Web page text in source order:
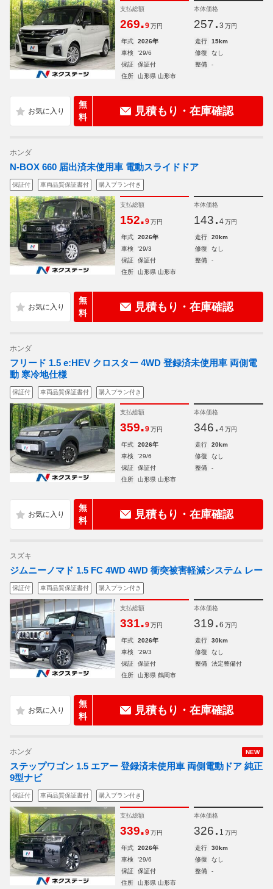
支払総額
269.9 万円
本体価格
257. 3 万円
年式 2026年 走行
15km
車検
'29/6 修復
なし
保証
保証付 整備
-
住所
山形県 山形市
無
料
見積もり・在庫確認
ホンダ
N-BOX 660 届出済未使用車 電動スライドドア
保証付 車両品質保証書付 購入プラン付き
支払総額
152.9 万円
本体価格
143. 4 万円
年式 2026年 走行
20km
車検
'29/3 修復
なし
保証
保証付 整備
-
住所
山形県 山形市
無
料
見積もり・在庫確認
ホンダ
フリード 1.5 e:HEV クロスター 4WD 登録済未使用車 両側電
動 寒冷地仕様
保証付 車両品質保証書付 購入プラン付き
支払総額
359.9 万円
本体価格
346. 4 万円
年式 2026年 走行
20km
車検
'29/6 修復
なし
保証
保証付 整備
-
住所
山形県 山形市
無
料
見積もり・在庫確認
スズキ
ジムニーノマド 1.5 FC 4WD 4WD 衝突被害軽減システム レー
保証付 車両品質保証書付 購入プラン付き
支払総額
331.9 万円
本体価格
319. 6 万円
年式 2026年 走行
30km
車検
'29/3 修復
なし
保証
保証付 整備
法定整備付
住所
山形県 鶴岡市
無
料
見積もり・在庫確認
NEW
ホンダ
ステップワゴン 1.5 エアー 登録済未使用車 両側電動ドア 純正
9型ナビ
保証付 車両品質保証書付 購入プラン付き
支払総額
339.9 万円
本体価格
326. 1 万円
年式 2026年 走行
30km
車検
'29/6 修復
なし
保証
保証付 整備
-
住所
山形県 山形市